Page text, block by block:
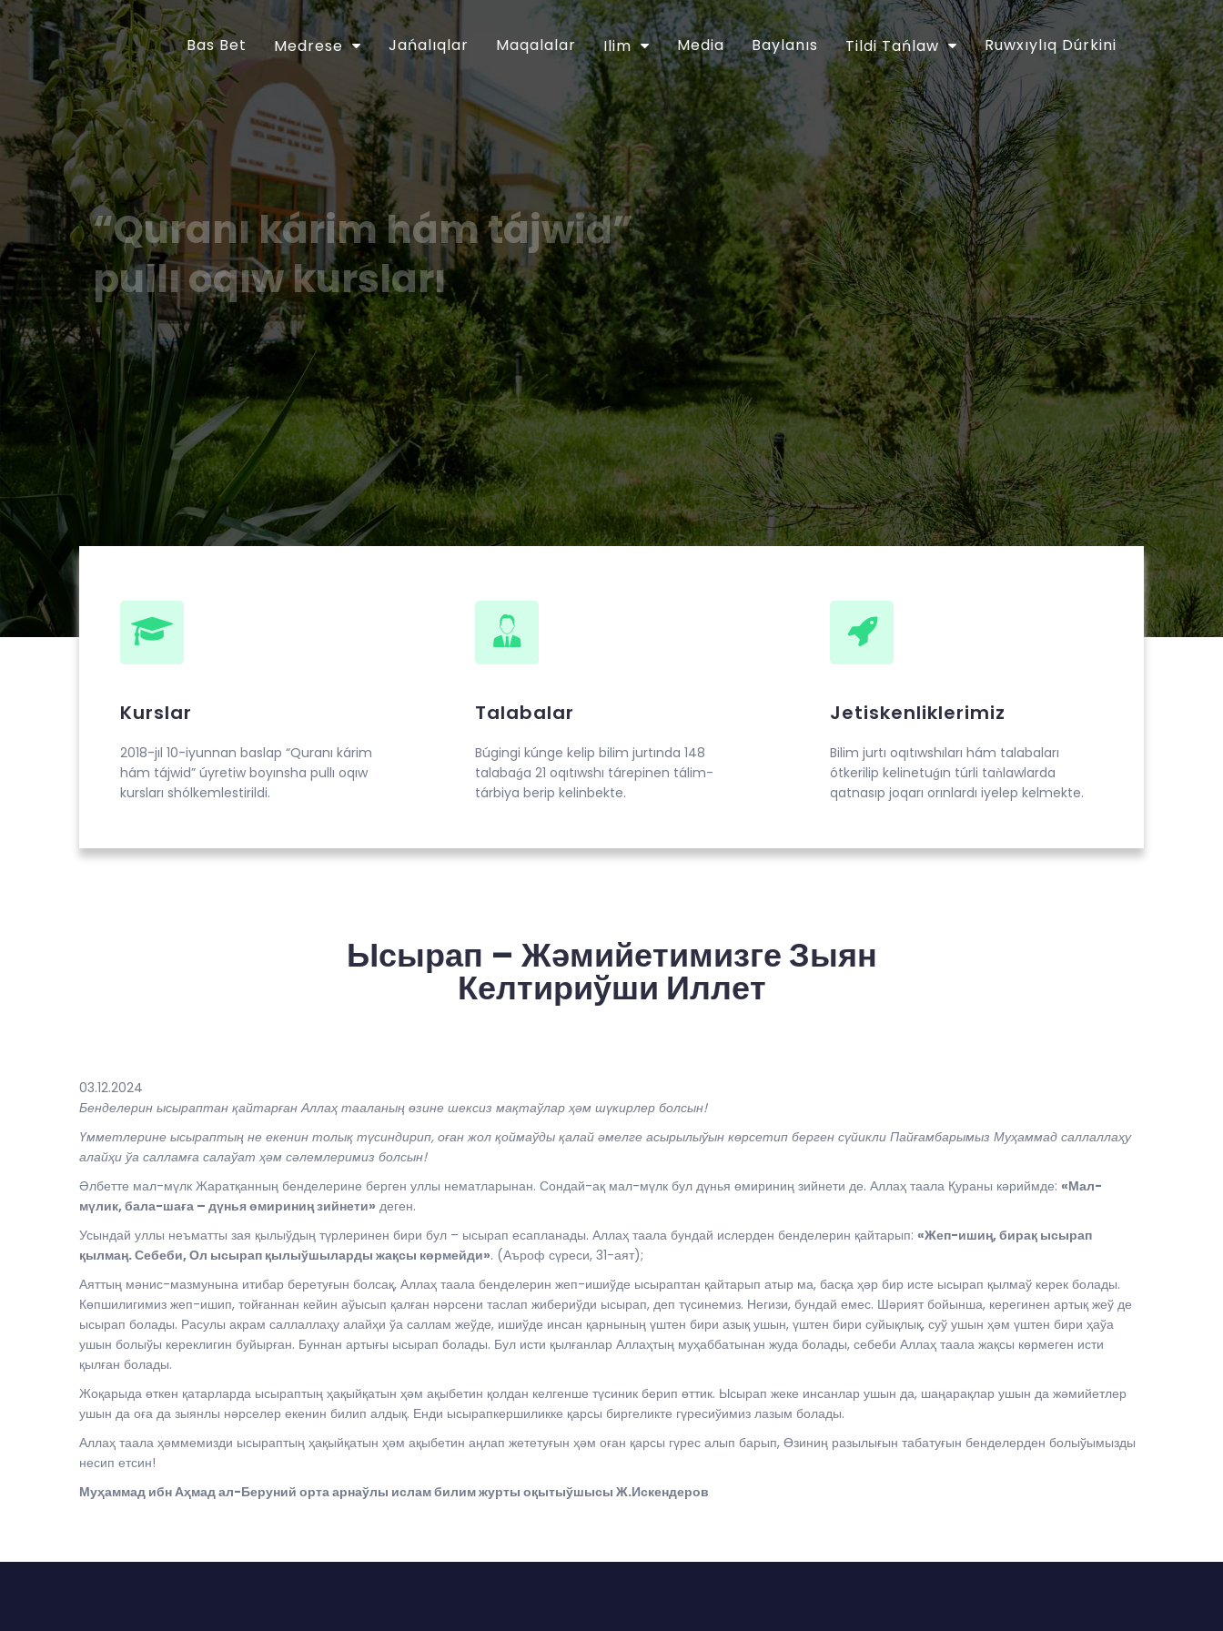
Bas Bet Medrese Jańalıqlar Maqalalar Ilim Media Baylanıs Tildi Tańlaw Ruwxıylıq Dúrkini
“Quranı kárim hám tájwid”
pullı oqıw kursları
Ózbekstan Respublikası Prezidentiniń “Diniy-aǵartıwshılıq tarawınıń jumısın túpkilikli
jetilistiriw ilajları haqqında”ǵı 2018-jıl 16-apreldegi PP-5416-sanlı Pármanı menen
tastıyıqlanǵan ilajlar Baǵdarlamasınıń 6-bántinde belgilengen wazıypalardıń
orınlanıwın támiyinlew maqsetinde Ózbekstan musılmanları mákemesiniń 2018-jıl
30-apreldegi 01A/056-sanlı buyrıǵı tastıyıqlanǵan. Usı múnásibet penen
Muhammad ibn Ahmad al-Beruniy medresesinde 2018-jıl 10-iyunnan baslap
“Quranı kárim hám tájwid” úyretiw boyınsha pullı oqıw kursları shólkemlestirildi.
Kurslar
2018-jıl 10-iyunnan baslap “Quranı kárim
hám tájwid” úyretiw boyınsha pullı oqıw
kursları shólkemlestirildi.
Talabalar
Búgingi kúnge kelip bilim jurtında 148
talabaǵa 21 oqıtıwshı tárepinen tálim-
tárbiya berip kelinbekte.
Jetiskenliklerimiz
Bilim jurtı oqıtıwshıları hám talabaları
ótkerilip kelinetuǵın túrli taǹlawlarda
qatnasıp joqarı orınlardı iyelep kelmekte.
Ысырап – Жәмийетимизге Зыян
Келтириўши Иллет
03.12.2024
Бенделерин ысыраптан қайтарған Аллаҳ тааланың өзине шексиз мақтаўлар ҳәм шүкирлер болсын!
Үмметлерине ысыраптың не екенин толық түсиндирип, оған жол қоймаўды қалай әмелге асырылыўын көрсетип берген сүйикли Пайғамбарымыз Муҳаммад саллаллаҳу
алайҳи ўа салламға салаўат ҳәм сәлемлеримиз болсын!
Әлбетте мал-мүлк Жаратқанның бенделерине берген уллы нематларынан. Сондай-ақ мал-мүлк бул дүнья өмириниң зийнети де. Аллаҳ таала Қураны кәриймде: «Мал-
мүлик, бала-шаға – дүнья өмириниң зийнети» деген.
Усындай уллы неъматты зая қылыўдың түрлеринен бири бул – ысырап есапланады. Аллаҳ таала бундай ислерден бенделерин қайтарып: «Жеп-ишиң, бирақ ысырап
қылмаң. Себеби, Ол ысырап қылыўшыларды жақсы көрмейди». (Аъроф сүреси, 31-аят);
Аяттың мәнис-мазмунына итибар беретуғын болсақ, Аллаҳ таала бенделерин жеп-ишиўде ысыраптан қайтарып атыр ма, басқа ҳәр бир исте ысырап қылмаў керек болады.
Көпшилигимиз жеп-ишип, тойғаннан кейин аўысып қалған нәрсени таслап жибериўди ысырап, деп түсинемиз. Негизи, бундай емес. Шәрият бойынша, керегинен артық жеў де
ысырап болады. Расулы акрам саллаллаҳу алайҳи ўа саллам жеўде, ишиўде инсан қарнының үштен бири азық ушын, үштен бири суйықлық, суў ушын ҳәм үштен бири ҳаўа
ушын болыўы кереклигин буйырған. Буннан артығы ысырап болады. Бул исти қылғанлар Аллаҳтың муҳаббатынан жуда болады, себеби Аллаҳ таала жақсы көрмеген исти
қылған болады.
Жоқарыда өткен қатарларда ысыраптың ҳақыйқатын ҳәм ақыбетин қолдан келгенше түсиник берип өттик. Ысырап жеке инсанлар ушын да, шаңарақлар ушын да жәмийетлер
ушын да оға да зыянлы нәрселер екенин билип алдық. Енди ысырапкершиликке қарсы биргеликте гүресиўимиз лазым болады.
Аллаҳ таала ҳәммемизди ысыраптың ҳақыйқатын ҳәм ақыбетин аңлап жететуғын ҳәм оған қарсы гүрес алып барып, Өзиниң разылығын табатуғын бенделерден болыўымызды
несип етсин!
Муҳаммад ибн Аҳмад ал-Беруний орта арнаўлы ислам билим журты оқытыўшысы Ж.Искендеров